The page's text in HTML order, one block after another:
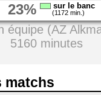
23% sur le banc
(1172 min.)
équipe (AZ
5160 minutes
matchs